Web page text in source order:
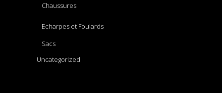
Chaussures
Echarpes et Foulards
Sacs
Uncategorized